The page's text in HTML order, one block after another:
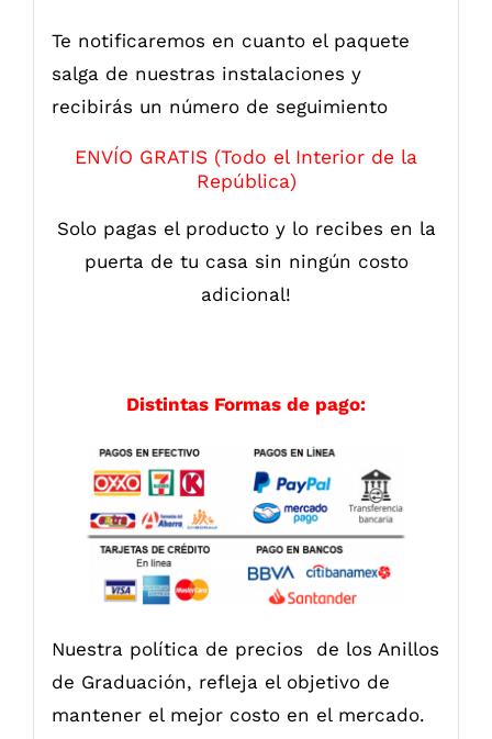
Te notificaremos en cuanto el paquete
salga de nuestras instalaciones y
recibirás un número de seguimiento
ENVÍO GRATIS (Todo el Interior de la
República)
Solo pagas el producto y lo recibes en la
puerta de tu casa sin ningún costo
adicional!
Distintas Formas de pago:
Nuestra política de precios de los Anillos
de Graduación, refleja el objetivo de
mantener el mejor costo en el mercado.